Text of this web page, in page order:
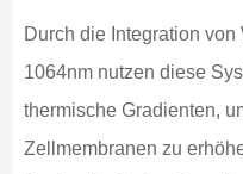
Durch die Integration
1064nm nutzen diese
thermische Gradienten,
Zellmembranen zu